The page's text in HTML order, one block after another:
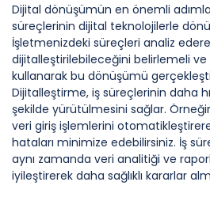
Dijital dönüşümün en önemli
süreçlerinin dijital teknolojilerle
İşletmenizdeki süreçleri analiz
dijitalleştirilebileceğini belirlemeli
kullanarak bu dönüşümü
Dijitalleştirme, iş süreçlerinin daha
şekilde yürütülmesini sağlar.
veri giriş işlemlerini
hataları minimize edebilirsiniz. İş
aynı zamanda veri analitiği ve
iyileştirerek daha sağlıklı kararlar